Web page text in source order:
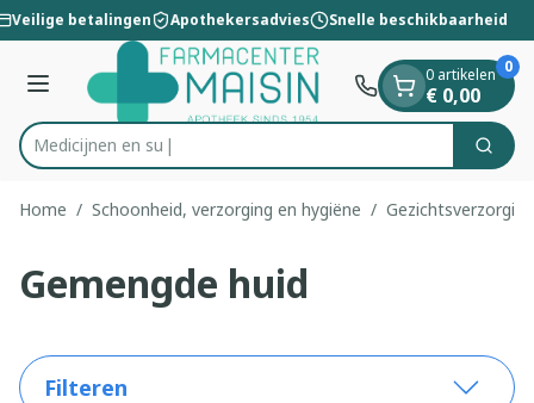
Ga naar de inhoud
1 van 1
Veilige betalingen Apothekersadvies Snelle beschikbaarheid
Menu
Product, merk, categorie... Zoek
0 artikelen
€ 0,00
0
Home / Schoonheid, verzorging en hygiëne / Gezichtsverzorging
Gemengde huid
Filteren